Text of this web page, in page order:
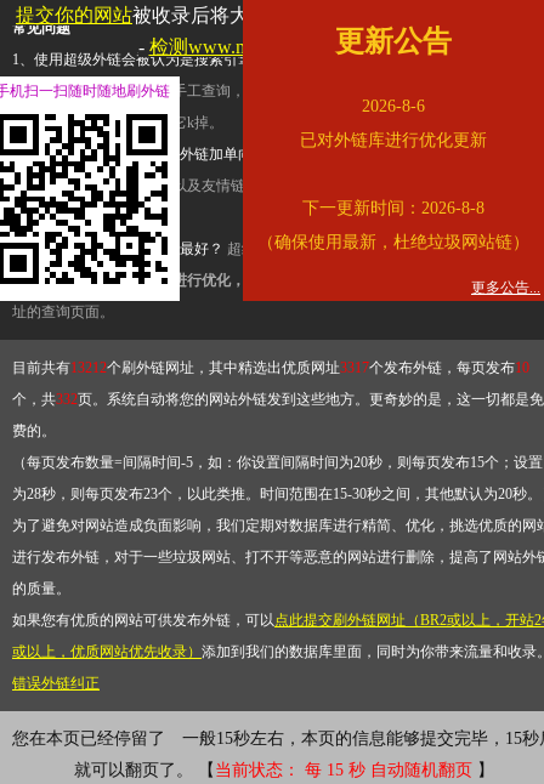
常见问题
1、使用超级外链会被认为是搜索引擎优化作弊吗？ 超级外链只是一个简便而集成
查询工具，模拟的是正常手工查询，不是作弊。如果是作弊，那您可以使用超级外
推广竞争对手的网址，让它k掉。
2、网站优化单纯依靠超级外链加单向链接可行吗？
链，需要结合普通的外链以及友情链接，您可以到站长论坛发布外链，到友情链接
台交换友情链接。
3、如何使用超级外链效果最好？ 超级外链不同于普通的外链，它是动态的链接，
有频繁使用超级外链工具进行优化，才能获得稳定的外链
，最终使搜索引擎收录带
址的查询页面。
目前共有13212个刷外链网址，其中精选出优质网址3317个发布外链，每页发布10
个，共332页。系统自动将您的网站外链发到这些地方。更奇妙的是，这一切都是免
费的。
（每页发布数量=间隔时间-5，如：你设置间隔时间为20秒，则每页发布15个；设置
为28秒，则每页发布23个，以此类推。时间范围在15-30秒之间，其他默认为20秒
为了避免对网站造成负面影响，我们定期对数据库进行精简、优化，挑选优质的网
进行发布外链，对于一些垃圾网站、打不开等恶意的网站进行删除，提高了网站外
的质量。
如果您有优质的网站可供发布外链，可以点此提交刷外链网址（BR2或以上，开站
或以上，优质网站优先收录） 添加到我们的数据库里面，同时为你带来流量和收录
错误外链纠正
您在本页已经停留了
一般15秒左右，本页的信息能够提交完毕，15秒
就可以翻页了。 【 当前状态： 每 15 秒 自动随机翻页 】
提交你的网站被收录后将大幅提升流量和外链，
- 检测www.mogu.com是否收录更新公告
2026-8-6
已对外链库进行优化更新
下一更新时间：2026-8-8
（确保使用最新，杜绝垃圾网站链）
更多公告...
机扫一扫随时随地刷外链